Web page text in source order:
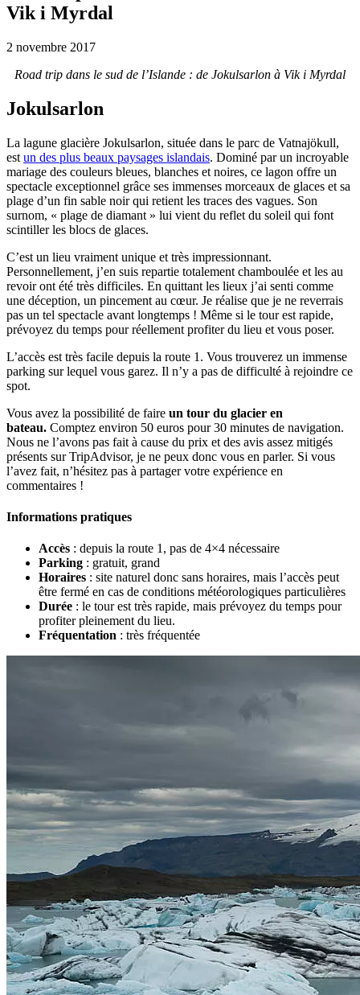
Vik i Myrdal
2 novembre 2017
Road trip dans le sud de l’Islande : de Jokulsarlon à Vik i Myrdal
Jokulsarlon
La lagune glacière Jokulsarlon, située dans le parc de Vatnajökull,
est un des plus beaux paysages islandais. Dominé par un incroyable
mariage des couleurs bleues, blanches et noires, ce lagon offre un
spectacle exceptionnel grâce ses immenses morceaux de glaces et sa
plage d’un fin sable noir qui retient les traces des vagues. Son
surnom, « plage de diamant » lui vient du reflet du soleil qui font
scintiller les blocs de glaces.
C’est un lieu vraiment unique et très impressionnant.
Personnellement, j’en suis repartie totalement chamboulée et les au
revoir ont été très difficiles. En quittant les lieux j’ai senti comme
une déception, un pincement au cœur. Je réalise que je ne reverrais
pas un tel spectacle avant longtemps ! Même si le tour est rapide,
prévoyez du temps pour réellement profiter du lieu et vous poser.
L’accès est très facile depuis la route 1. Vous trouverez un immense
parking sur lequel vous garez. Il n’y a pas de difficulté à rejoindre ce
spot.
Vous avez la possibilité de faire un tour du glacier en
bateau. Comptez environ 50 euros pour 30 minutes de navigation.
Nous ne l’avons pas fait à cause du prix et des avis assez mitigés
présents sur TripAdvisor, je ne peux donc vous en parler. Si vous
l’avez fait, n’hésitez pas à partager votre expérience en
commentaires !
Informations pratiques
Accès : depuis la route 1, pas de 4×4 nécessaire
Parking : gratuit, grand
Horaires : site naturel donc sans horaires, mais l’accès peut
être fermé en cas de conditions météorologiques particulières
Durée : le tour est très rapide, mais prévoyez du temps pour
profiter pleinement du lieu.
Fréquentation : très fréquentée